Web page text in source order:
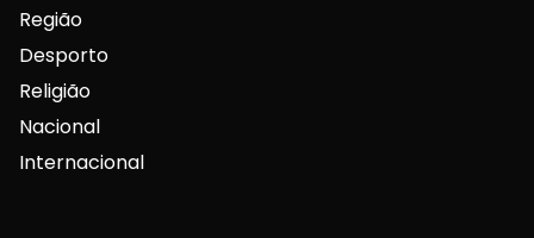
Região
Desporto
Religião
Nacional
Internacional